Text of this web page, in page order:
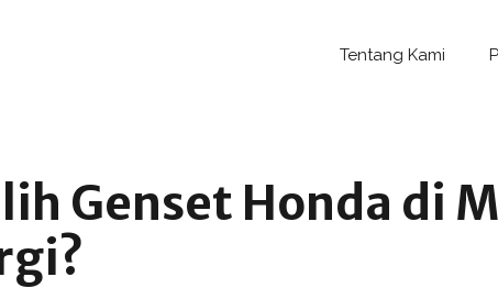
Tentang Kami
Genset Honda di